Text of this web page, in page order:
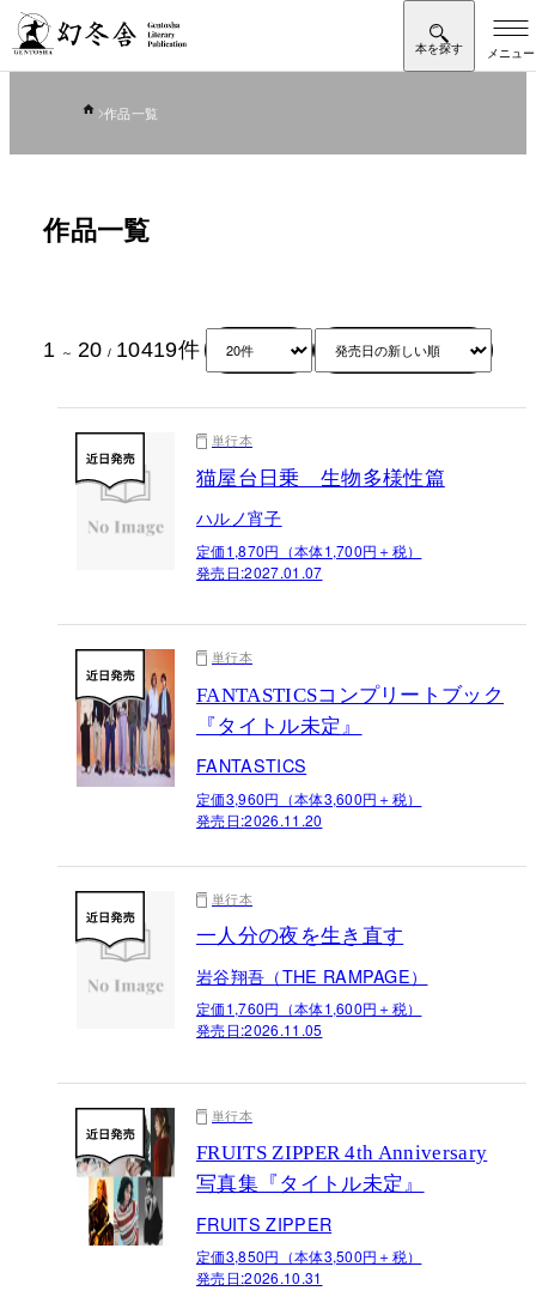
作品一覧
作品一覧
1 ～ 20 / 10419件
単行本
猫屋台日乗 生物多様性篇
ハルノ宵子
定価1,870円（本体1,700円＋税）
発売日:2027.01.07
単行本
FANTASTICSコンプリートブック
『タイトル未定』
FANTASTICS
定価3,960円（本体3,600円＋税）
発売日:2026.11.20
単行本
一人分の夜を生き直す
岩谷翔吾（THE RAMPAGE）
定価1,760円（本体1,600円＋税）
発売日:2026.11.05
単行本
FRUITS ZIPPER 4th Anniversary
写真集『タイトル未定』
FRUITS ZIPPER
定価3,850円（本体3,500円＋税）
発売日:2026.10.31